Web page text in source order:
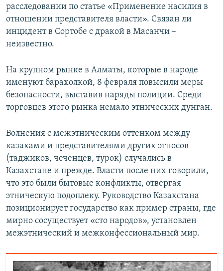
расследовании по статье «Применение насилия в
отношении представителя власти». Связан ли
инцидент в Сортобе с дракой в Масанчи –
неизвестно.
На крупном рынке в Алматы, которые в народе
именуют барахолкой, 8 февраля повысили меры
безопасности, выставив наряды полиции. Среди
торговцев этого рынка немало этнических дунган.
Волнения с межэтническим оттенком между
казахами и представителями других этносов
(таджиков, чеченцев, турок) случались в
Казахстане и прежде. Власти после них говорили,
что это были бытовые конфликты, отвергая
этническую подоплеку. Руководство Казахстана
позиционирует государство как пример страны, где
мирно сосуществует «сто народов», установлен
межэтнический и межконфессиональный мир.